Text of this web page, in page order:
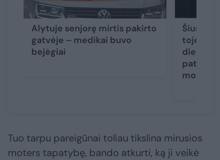
Alytuje senjorę mirtis pakirto
gatvėje – medikai buvo
bejėgiai
Šiurpūs
toje
dieną
paties
moterys
Tuo tarpu pareigūnai toliau tikslina mirusios
moters tapatybę, bando atkurti, ką ji veikė